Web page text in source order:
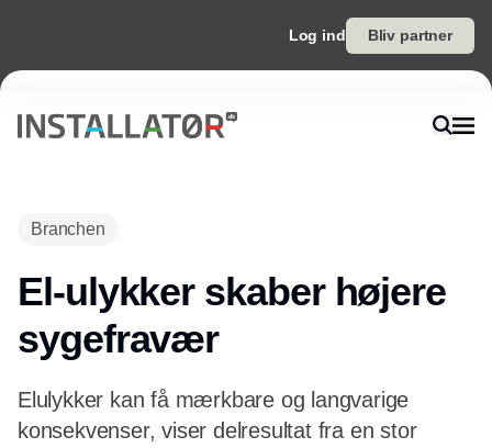
Log ind Bliv partner
Branchen
El-ulykker skaber højere
sygefravær
Elulykker kan få mærkbare og langvarige
konsekvenser, viser delresultat fra en stor